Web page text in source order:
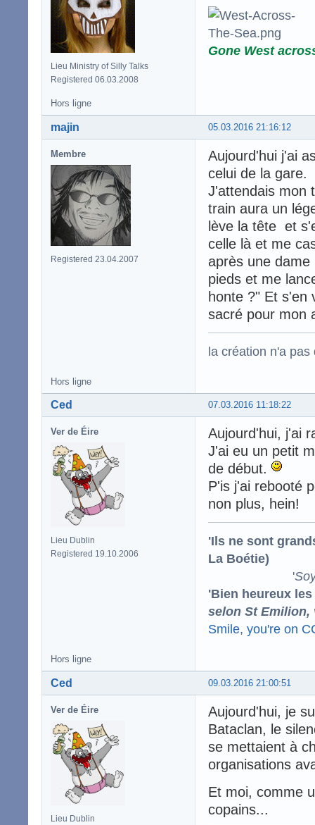
Lieu Ministry of Silly Talks
Registered 06.03.2008
Gone West
Hors ligne
05.03.2016 21:16:12
majin
Membre
Registered 23.04.2007
Aujourd'hui j'ai
celui de la gare.
J'attendais mon
train aura un
lève la tête et
celle là et me
après une
pieds et me
honte ?" Et s'en
sacré pour mon
la création n'a
Hors ligne
07.03.2016 11:18:22
Ced
Ver de Éire
Lieu Dublin
Registered 19.10.2006
Aujourd'hui, j'ai
J'ai eu un petit
de début.
P'is j'ai rebooté
non plus, hein!
'Ils ne sont
La Boétie)
'
'Bien heureux
selon St Emilion,
Smile, you're on
Hors ligne
09.03.2016 21:00:51
Ced
Ver de Éire
Lieu Dublin
Aujourd'hui, je
Bataclan, le
se mettaient à
organisations
Et moi, comme
copains...